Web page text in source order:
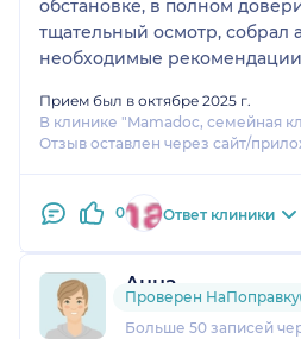
обстановке, в полном
тщательный осмотр, собрал
необходимые
будем наблюдаться только у
Андреевича)))
Прием был в октябре 2025 г.
В клинике "Mamadoc, семейная
Отзыв оставлен через сайт/
0 Ответ клиники
Анна
13 отзывов
Больше 50 записей
Проверен НаПоправку